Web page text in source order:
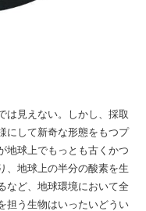
見えない。しかし、採取
にして新奇な形態をもつプ
地球上でもっとも古くかつ
、地球上の半分の酸素を生
など、地球環境において全
担う生物はいったいどうい